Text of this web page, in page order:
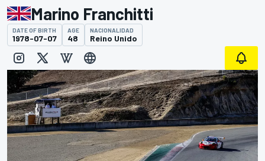
Marino Franchitti
DATE OF BIRTH
1978-07-07
AGE
48
NACIONALIDAD
Reino Unido